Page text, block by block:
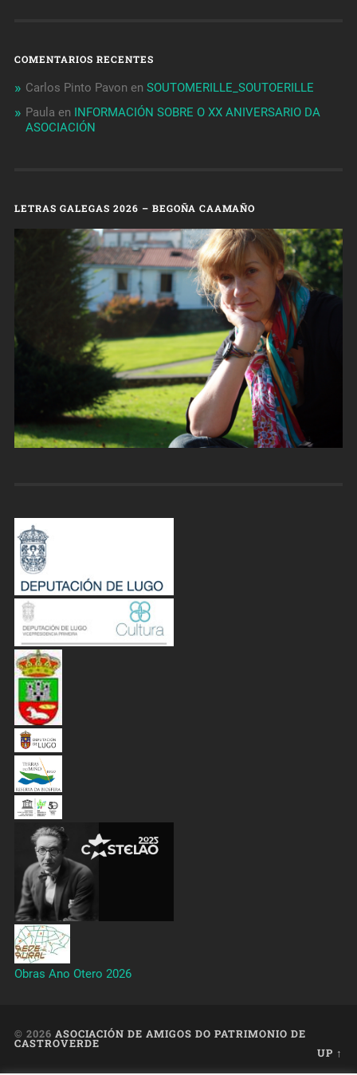
COMENTARIOS RECENTES
Carlos Pinto Pavon en SOUTOMERILLE_SOUTOERILLE
Paula en INFORMACIÓN SOBRE O XX ANIVERSARIO DA
ASOCIACIÓN
LETRAS GALEGAS 2026 – BEGOÑA CAAMAÑO
Obras Ano Otero 2026
© 2026 ASOCIACIÓN DE AMIGOS DO PATRIMONIO DE
CASTROVERDE
UP ↑